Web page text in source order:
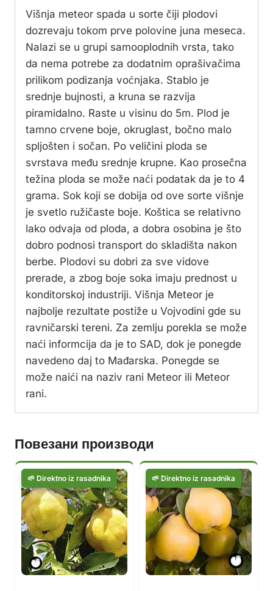
Višnja meteor spada u sorte čiji plodovi
dozrevaju tokom prve polovine juna meseca.
Nalazi se u grupi samooplodnih vrsta, tako
da nema potrebe za dodatnim oprašivačima
prilikom podizanja voćnjaka. Stablo je
srednje bujnosti, a kruna se razvija
piramidalno. Raste u visinu do 5m. Plod je
tamno crvene boje, okruglast, bočno malo
spljošten i sočan. Po veličini ploda se
svrstava među srednje krupne. Kao prosečna
težina ploda se može naći podatak da je to 4
grama. Sok koji se dobija od ove sorte višnje
je svetlo ružičaste boje. Koštica se relativno
lako odvaja od ploda, a dobra osobina je što
dobro podnosi transport do skladišta nakon
berbe. Plodovi su dobri za sve vidove
prerade, a zbog boje soka imaju prednost u
konditorskoj industriji. Višnja Meteor je
najbolje rezultate postiže u Vojvodini gde su
ravničarski tereni. Za zemlju porekla se može
naći informcija da je to SAD, dok je ponegde
navedeno daj to Mađarska. Ponegde se
može naići na naziv rani Meteor ili Meteor
rani.
Повезани производи